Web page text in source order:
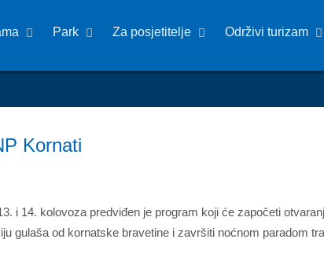
Park Za posjetitelje Održivi turizam
Kornati
i 14. kolovoza predviđen je program koji će započeti
gulaša od kornatske bravetine i završiti noćnom paradom